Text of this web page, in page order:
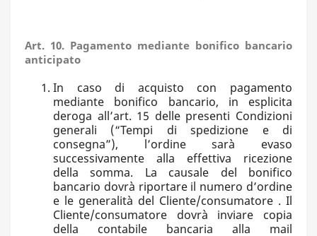
Art. 10. Pagamento mediante bonifico bancario
anticipato
In caso di acquisto con pagamento
mediante bonifico bancario, in esplicita
deroga all’art. 15 delle presenti Condizioni
generali (“Tempi di spedizione e di
consegna”), l’ordine sarà evaso
successivamente alla effettiva ricezione
della somma. La causale del bonifico
bancario dovrà riportare il numero d’ordine
e le generalità del Cliente/consumatore . Il
Cliente/consumatore dovrà inviare copia
della contabile bancaria alla mail